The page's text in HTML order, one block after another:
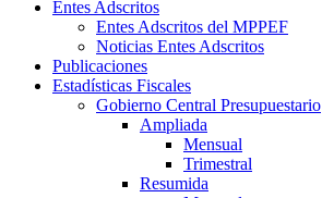
Entes Adscritos
Entes Adscritos del MPPEF
Noticias Entes Adscritos
Publicaciones
Estadísticas Fiscales
Gobierno Central Presupuestario
Ampliada
Mensual
Trimestral
Resumida